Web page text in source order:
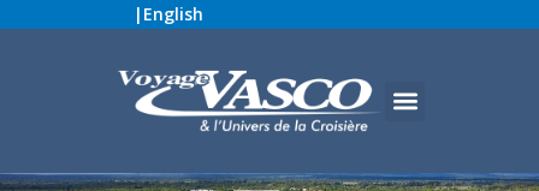
| English